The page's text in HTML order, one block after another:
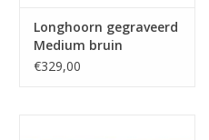
Longhoorn gegraveerd
Medium bruin
€329,00